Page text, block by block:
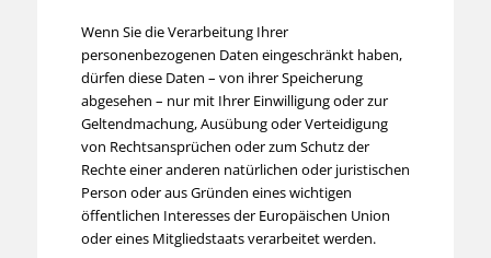
Wenn Sie die Verarbeitung Ihrer
personenbezogenen Daten eingeschränkt haben,
dürfen diese Daten – von ihrer Speicherung
abgesehen – nur mit Ihrer Einwilligung oder zur
Geltendmachung, Ausübung oder Verteidigung
von Rechtsansprüchen oder zum Schutz der
Rechte einer anderen natürlichen oder juristischen
Person oder aus Gründen eines wichtigen
öffentlichen Interesses der Europäischen Union
oder eines Mitgliedstaats verarbeitet werden.